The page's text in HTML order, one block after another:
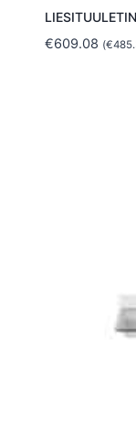
€609.08 (€